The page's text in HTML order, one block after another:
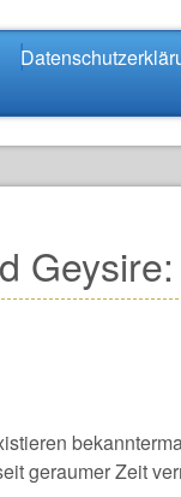
geraumer Zeit